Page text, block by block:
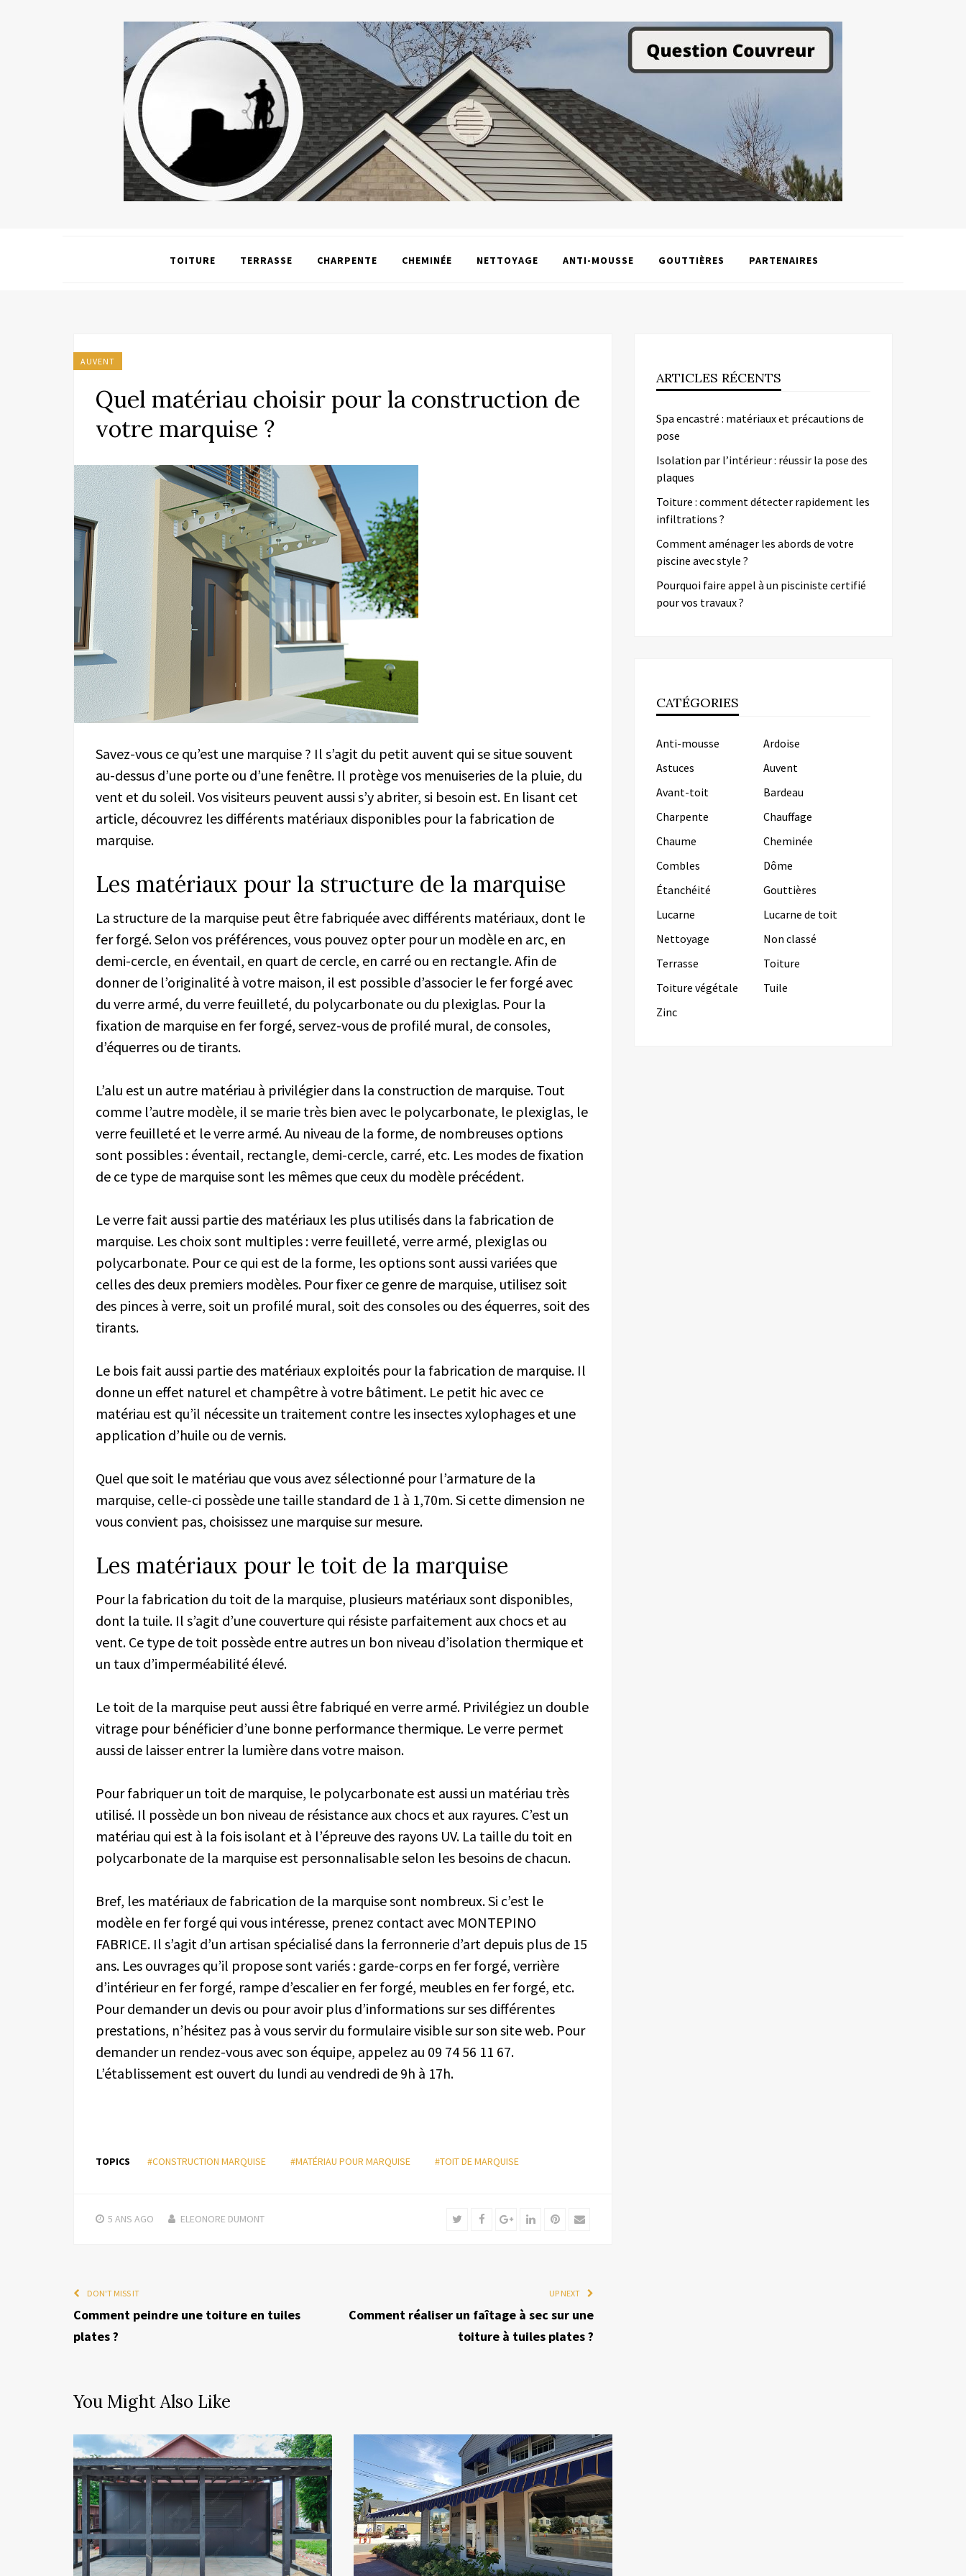
TOITURE TERRASSE CHARPENTE CHEMINÉE NETTOYAGE ANTI-MOUSSE GOUTTIÈRES PARTENAIRES
AUVENT
Quel matériau choisir pour la construction de
votre marquise ?
Savez-vous ce qu’est une marquise ? Il s’agit du petit auvent qui se situe souvent
au-dessus d’une porte ou d’une fenêtre. Il protège vos menuiseries de la pluie, du
vent et du soleil. Vos visiteurs peuvent aussi s’y abriter, si besoin est. En lisant cet
article, découvrez les différents matériaux disponibles pour la fabrication de
marquise.
Les matériaux pour la structure de la marquise
La structure de la marquise peut être fabriquée avec différents matériaux, dont le
fer forgé. Selon vos préférences, vous pouvez opter pour un modèle en arc, en
demi-cercle, en éventail, en quart de cercle, en carré ou en rectangle. Afin de
donner de l’originalité à votre maison, il est possible d’associer le fer forgé avec
du verre armé, du verre feuilleté, du polycarbonate ou du plexiglas. Pour la
fixation de marquise en fer forgé, servez-vous de profilé mural, de consoles,
d’équerres ou de tirants.
L’alu est un autre matériau à privilégier dans la construction de marquise. Tout
comme l’autre modèle, il se marie très bien avec le polycarbonate, le plexiglas, le
verre feuilleté et le verre armé. Au niveau de la forme, de nombreuses options
sont possibles : éventail, rectangle, demi-cercle, carré, etc. Les modes de fixation
de ce type de marquise sont les mêmes que ceux du modèle précédent.
Le verre fait aussi partie des matériaux les plus utilisés dans la fabrication de
marquise. Les choix sont multiples : verre feuilleté, verre armé, plexiglas ou
polycarbonate. Pour ce qui est de la forme, les options sont aussi variées que
celles des deux premiers modèles. Pour fixer ce genre de marquise, utilisez soit
des pinces à verre, soit un profilé mural, soit des consoles ou des équerres, soit des
tirants.
Le bois fait aussi partie des matériaux exploités pour la fabrication de marquise. Il
donne un effet naturel et champêtre à votre bâtiment. Le petit hic avec ce
matériau est qu’il nécessite un traitement contre les insectes xylophages et une
application d’huile ou de vernis.
Quel que soit le matériau que vous avez sélectionné pour l’armature de la
marquise, celle-ci possède une taille standard de 1 à 1,70m. Si cette dimension ne
vous convient pas, choisissez une marquise sur mesure.
Les matériaux pour le toit de la marquise
Pour la fabrication du toit de la marquise, plusieurs matériaux sont disponibles,
dont la tuile. Il s’agit d’une couverture qui résiste parfaitement aux chocs et au
vent. Ce type de toit possède entre autres un bon niveau d’isolation thermique et
un taux d’imperméabilité élevé.
Le toit de la marquise peut aussi être fabriqué en verre armé. Privilégiez un double
vitrage pour bénéficier d’une bonne performance thermique. Le verre permet
aussi de laisser entrer la lumière dans votre maison.
Pour fabriquer un toit de marquise, le polycarbonate est aussi un matériau très
utilisé. Il possède un bon niveau de résistance aux chocs et aux rayures. C’est un
matériau qui est à la fois isolant et à l’épreuve des rayons UV. La taille du toit en
polycarbonate de la marquise est personnalisable selon les besoins de chacun.
Bref, les matériaux de fabrication de la marquise sont nombreux. Si c’est le
modèle en fer forgé qui vous intéresse, prenez contact avec MONTEPINO
FABRICE. Il s’agit d’un artisan spécialisé dans la ferronnerie d’art depuis plus de 15
ans. Les ouvrages qu’il propose sont variés : garde-corps en fer forgé, verrière
d’intérieur en fer forgé, rampe d’escalier en fer forgé, meubles en fer forgé, etc.
Pour demander un devis ou pour avoir plus d’informations sur ses différentes
prestations, n’hésitez pas à vous servir du formulaire visible sur son site web. Pour
demander un rendez-vous avec son équipe, appelez au 09 74 56 11 67.
L’établissement est ouvert du lundi au vendredi de 9h à 17h.
TOPICS #CONSTRUCTION MARQUISE #MATÉRIAU POUR MARQUISE #TOIT DE MARQUISE
5 ANS AGO ELEONORE DUMONT TwitterFacebookGoogle+LinkedInPinterest
Email
DON'T MISS IT
Comment peindre une toiture en tuiles
plates ?
UP NEXT
Comment réaliser un faîtage à sec sur une
toiture à tuiles plates ?
You Might Also Like
ARTICLES RÉCENTS
Spa encastré : matériaux et précautions de
pose
Isolation par l’intérieur : réussir la pose des
plaques
Toiture : comment détecter rapidement les
infiltrations ?
Comment aménager les abords de votre
piscine avec style ?
Pourquoi faire appel à un pisciniste certifié
pour vos travaux ?
CATÉGORIES
Anti-mousse
Ardoise
Astuces
Auvent
Avant-toit
Bardeau
Charpente
Chauffage
Chaume
Cheminée
Combles
Dôme
Étanchéité
Gouttières
Lucarne
Lucarne de toit
Nettoyage
Non classé
Terrasse
Toiture
Toiture végétale
Tuile
Zinc